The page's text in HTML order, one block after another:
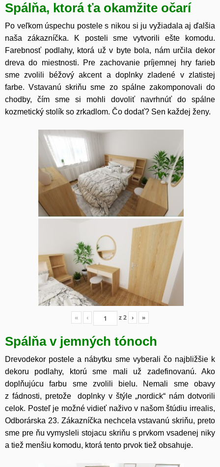
Spálňa, ktorá ťa okamžite očarí
Po veľkom úspechu postele s nikou si ju vyžiadala aj ďalšia
naša zákazníčka. K posteli sme vytvorili ešte komodu.
Farebnosť podlahy, ktorá už v byte bola, nám určila dekor
dreva do miestnosti. Pre zachovanie príjemnej hry farieb
sme zvolili béžový akcent a doplnky zladené v zlatistej
farbe. Vstavanú skriňu sme zo spálne zakomponovali do
chodby, čím sme si mohli dovoliť navrhnúť do spálne
kozmetický stolík so zrkadlom. Čo dodať? Sen každej ženy.
« ‹ z2 › »
Spálňa v jemných tónoch
Drevodekor postele a nábytku sme vyberali čo najbližšie k
dekoru podlahy, ktorú sme mali už zadefinovanú. Ako
doplňujúcu farbu sme zvolili bielu. Nemali sme obavy
z fádnosti, pretože doplnky v štýle „nordick“ nám dotvorili
celok. Posteľ je možné vidieť naživo v našom štúdiu irrealis,
Odborárska 23. Zákazníčka nechcela vstavanú skriňu, preto
sme pre ňu vymysleli stojacu skriňu s prvkom vsadenej niky
a tiež menšiu komodu, ktorá tento prvok tiež obsahuje.